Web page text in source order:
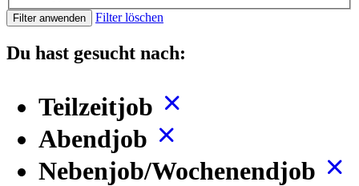
Filter anwenden Filter löschen
Du hast gesucht nach:
Teilzeitjob
Abendjob
Nebenjob/Wochenendjob